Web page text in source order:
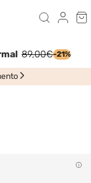
89,00€-21%